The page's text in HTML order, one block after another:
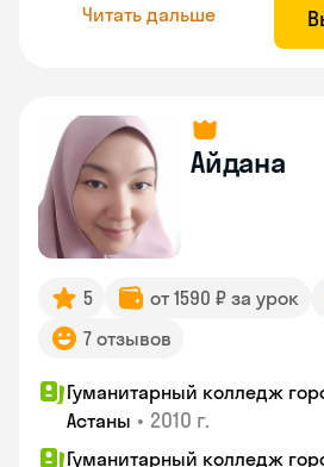
Читать дальше
Айдана
5 от 1590 ₽ за урок
7 отзывов
Гуманитарный колледж
Астаны • 2010 г.
Гуманитарный колледж